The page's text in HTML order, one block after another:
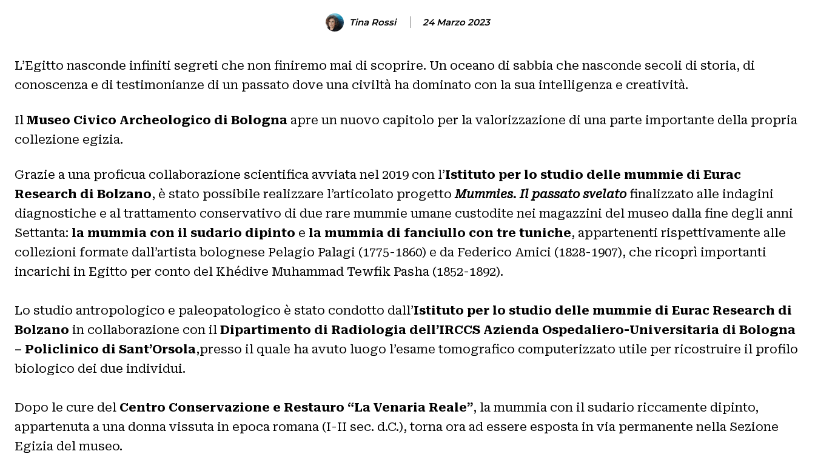
Tina Rossi 24 Marzo 2023
L’Egitto nasconde infiniti segreti che non finiremo mai di scoprire. Un oceano di sabbia che nasconde secoli di storia, di
conoscenza e di testimonianze di un passato dove una civiltà ha dominato con la sua intelligenza e creatività.
Il Museo Civico Archeologico di Bologna apre un nuovo capitolo per la valorizzazione di una parte importante della propria
collezione egizia.
Grazie a una proficua collaborazione scientifica avviata nel 2019 con l’Istituto per lo studio delle mummie di Eurac
Research di Bolzano, è stato possibile realizzare l’articolato progettoMummies. Il passato svelatofinalizzato alle indagini
diagnostiche e al trattamento conservativo di due rare mummie umane custodite nei magazzini del museo dalla fine degli anni
Settanta: la mummia con il sudario dipinto e la mummia di fanciullo con tre tuniche, appartenenti rispettivamente alle
collezioni formate dall’artista bolognese Pelagio Palagi (1775-1860) e da Federico Amici (1828-1907), che ricoprì importanti
incarichi in Egitto per conto del Khédive Muhammad Tewfik Pasha (1852-1892).
Lo studio antropologico e paleopatologico è stato condotto dall’Istituto per lo studio delle mummie di Eurac Research di
Bolzano in collaborazione con il Dipartimento di Radiologia dell’IRCCS Azienda Ospedaliero-Universitaria di Bologna
– Policlinico di Sant’Orsola,presso il quale ha avuto luogo l’esame tomografico computerizzato utile per ricostruire il profilo
biologico dei due individui.
Dopo le cure del Centro Conservazione e Restauro “La Venaria Reale”, la mummia con il sudario riccamente dipinto,
appartenuta a una donna vissuta in epoca romana (I-II sec. d.C.), torna ora ad essere esposta in via permanente nella Sezione
Egizia del museo.